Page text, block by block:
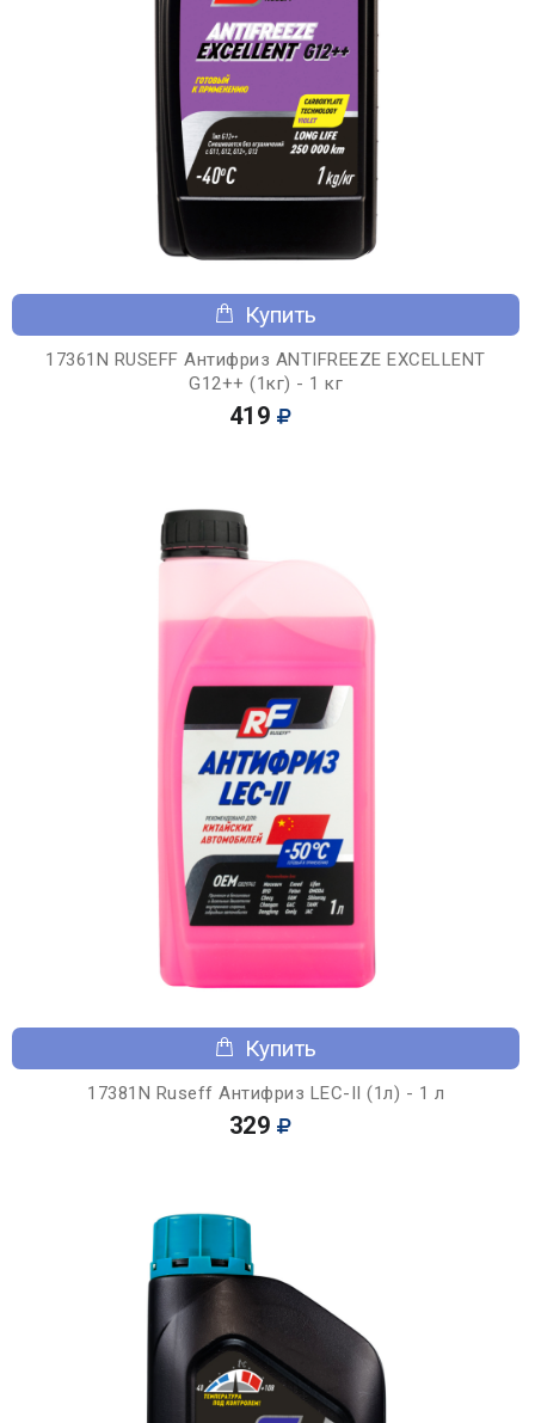
Купить
17361N RUSEFF Антифриз ANTIFREEZE EXCELLENT
G12++ (1кг) - 1 кг
419
Купить
17381N Ruseff Антифриз LEC-II (1л) - 1 л
329